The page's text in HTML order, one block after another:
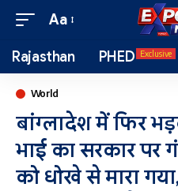
Aa
Rajasthan PHED Exclusive
World
बांग्लादेश में फिर
भाई का सरकार पर
को धोखे से मारा